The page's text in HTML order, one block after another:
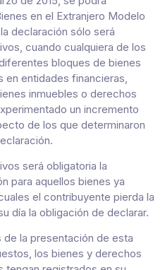
en el Extranjero Modelo
declaración sólo será
cuando cualquiera de los
bloques de bienes
en entidades financieras,
inmuebles o derechos
un incremento
de los que determinaron
será obligatoria la
para aquellos bienes ya
el contribuyente pierda la
día la obligación de declarar.
la presentación de esta
los bienes y derechos